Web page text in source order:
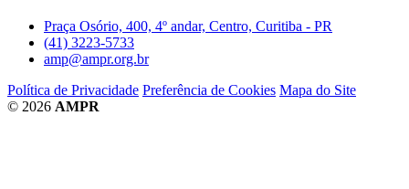
Praça Osório, 400, 4º andar, Centro, Curitiba - PR
(41) 3223-5733
amp@ampr.org.br
Política de Privacidade Preferência de Cookies Mapa do Site
© 2026 AMPR